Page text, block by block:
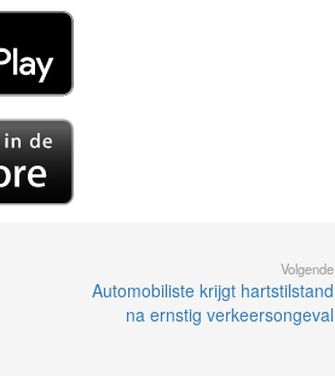
Volgende
Automobiliste krijgt hartstilstand
na ernstig verkeersongeval